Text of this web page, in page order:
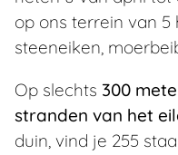
op ons terrein van
steeneiken,
Op slechts 300
stranden van het
duin, vind je 255